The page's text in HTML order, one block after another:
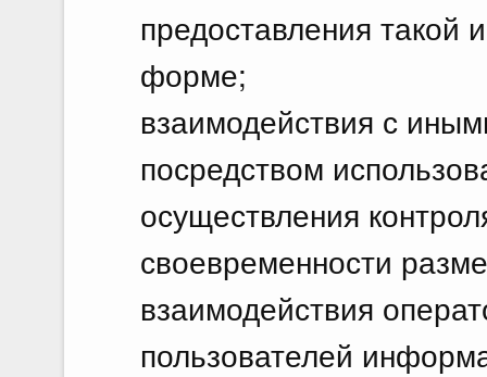
предоставления такой
форме;
взаимодействия с
посредством
осуществления
своевременности
взаимодействия
пользователей